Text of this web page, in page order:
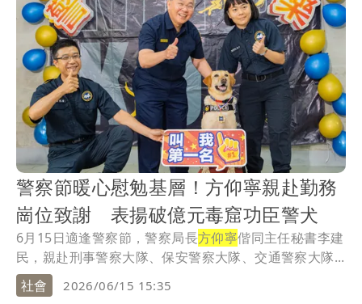
警察節暖心慰勉基層！方仰寧親赴勤務
崗位致謝 表揚破億元毒窟功臣警犬
6月15日適逢警察節，警察局長方仰寧偕同主任秘書李建
民，親赴刑事警察大隊、保安警察大隊、交通警察大隊...
社會
2026/06/15 15:35